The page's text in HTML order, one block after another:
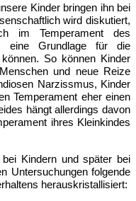
Kinder bringen ihn bei
wird diskutiert,
im Temperament des
eine Grundlage für die
So können Kinder
und neue Reize
Narzissmus, Kinder
Temperament eher einen
hängt allerdings davon
ihres Kleinkindes
Kindern und später bei
Untersuchungen folgende
herauskristallisiert: